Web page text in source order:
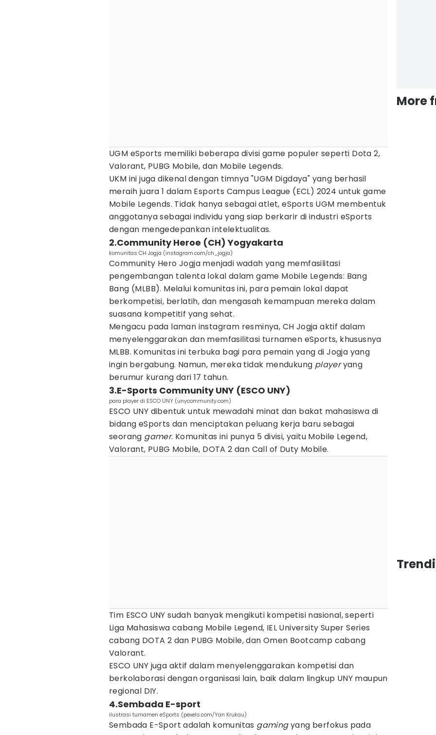
UGM eSports memiliki beberapa divisi game populer seperti Dota 2,
Valorant, PUBG Mobile, dan Mobile Legends.
UKM ini juga dikenal dengan timnya "UGM Digdaya" yang berhasil
meraih juara 1 dalam Esports Campus League (ECL) 2024 untuk game
Mobile Legends. Tidak hanya sebagai atlet, eSports UGM membentuk
anggotanya sebagai individu yang siap berkarir di industri eSports
dengan mengedepankan intelektualitas.
2.Community Heroe (CH) Yogyakarta
komunitas CH Jogja (instagram.com/ch_jogja)
Community Hero Jogja menjadi wadah yang memfasilitasi
pengembangan talenta lokal dalam game Mobile Legends: Bang
Bang (MLBB). Melalui komunitas ini, para pemain lokal dapat
berkompetisi, berlatih, dan mengasah kemampuan mereka dalam
suasana kompetitif yang sehat.
Mengacu pada laman instagram resminya, CH Jogja aktif dalam
menyelenggarakan dan memfasilitasi turnamen eSports, khususnya
MLBB. Komunitas ini terbuka bagi para pemain yang di Jogja yang
ingin bergabung. Namun, mereka tidak mendukung playeryang
berumur kurang dari 17 tahun.
3.E-Sports Community UNY (ESCO UNY)
para player di ESCO UNY (unycommunity.com)
ESCO UNY dibentuk untuk mewadahi minat dan bakat mahasiswa di
bidang eSports dan menciptakan peluang kerja baru sebagai
seorang gamer. Komunitas ini punya 5 divisi, yaitu Mobile Legend,
Valorant, PUBG Mobile, DOTA 2 dan Call of Duty Mobile.
Tim ESCO UNY sudah banyak mengikuti kompetisi nasional, seperti
Liga Mahasiswa cabang Mobile Legend, IEL University Super Series
cabang DOTA 2 dan PUBG Mobile, dan Omen Bootcamp cabang
Valorant.
ESCO UNY juga aktif dalam menyelenggarakan kompetisi dan
berkolaborasi dengan organisasi lain, baik dalam lingkup UNY maupun
regional DIY.
4.Sembada E-sport
ilustrasi turnamen eSports (pexels.com/Yan Krukau)
Sembada E-Sport adalah komunitas gamingyang berfokus pada
More